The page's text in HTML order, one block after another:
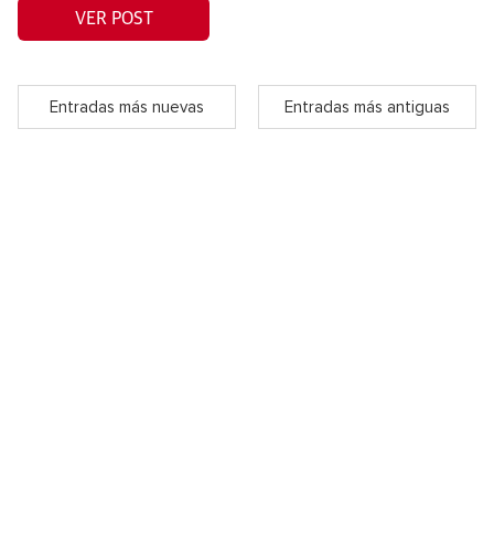
VER POST
Entradas más nuevas Entradas más antiguas